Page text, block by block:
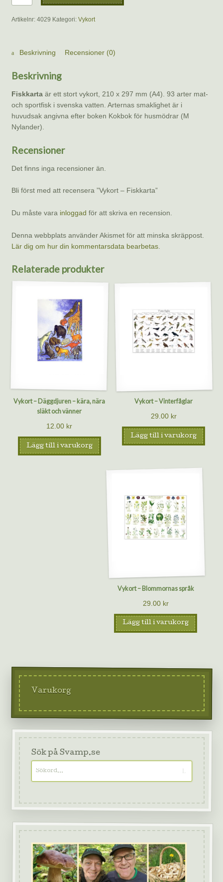
–
Fiskkarta
Artikelnr: 4029 Kategori: Vykort
Beskrivning Recensioner (0)
Beskrivning
Fiskkartaär ett stort vykort, 210 x 297 mm (A4). 93 arter mat-
och sportfisk i svenska vatten. Arternas smaklighet är i
huvudsak angivna efter boken Kokbok för husmödrar (M
Nylander).
Recensioner
Det finns inga recensioner än.
Bli först med att recensera ”Vykort – Fiskkarta”
Du måste vara inloggad för att skriva en recension.
Denna webbplats använder Akismet för att minska skräppost.
Lär dig om hur din kommentarsdata bearbetas.
Relaterade produkter
Vykort – Däggdjuren – kära, nära
släkt och vänner
12.00 kr
Lägg till i varukorg
Vykort – Vinterfåglar
29.00 kr
Lägg till i varukorg
Vykort – Blommornas språk
29.00 kr
Lägg till i varukorg
Varukorg
Sök på Svamp.se